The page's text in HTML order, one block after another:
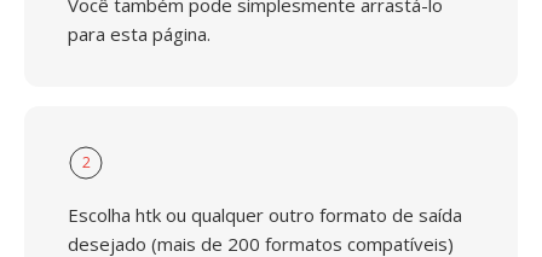
Você também pode simplesmente arrastá-lo
para esta página.
2
Escolha htk ou qualquer outro formato de saída
desejado (mais de 200 formatos compatíveis)